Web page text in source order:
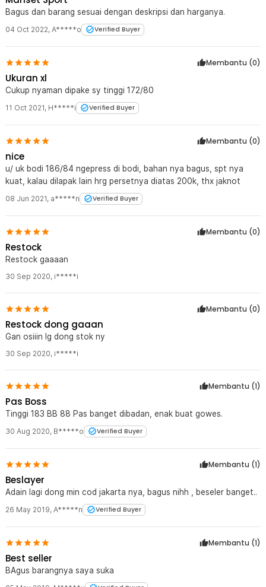
Bagus dan barang sesuai dengan deskripsi dan harganya.
04 Oct 2022, A*****o Verified Buyer
Membantu (0)
Ukuran xl
Cukup nyaman dipake sy tinggi 172/80
11 Oct 2021, H*****i Verified Buyer
Membantu (0)
nice
u/ uk bodi 186/84 ngepress di bodi, bahan nya bagus, spt nya
kuat, kalau dilapak lain hrg persetnya diatas 200k, thx jaknot
08 Jun 2021, a*****n Verified Buyer
Membantu (0)
Restock
Restock gaaaan
30 Sep 2020, i*****i
Membantu (0)
Restock dong gaaan
Gan osiiin lg dong stok ny
30 Sep 2020, i*****i
Membantu (1)
Pas Boss
Tinggi 183 BB 88 Pas banget dibadan, enak buat gowes.
30 Aug 2020, B*****o Verified Buyer
Membantu (1)
Beslayer
Adain lagi dong min cod jakarta nya, bagus nihh , beseler banget..
26 May 2019, A*****n Verified Buyer
Membantu (1)
Best seller
BAgus barangnya saya suka